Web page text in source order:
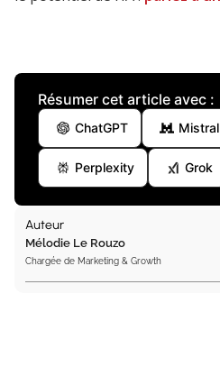
Résumer cet article avec :
ChatGPT Mistral
Perplexity Grok
Auteur
Mélodie Le Rouzo
Chargée de Marketing & Growth